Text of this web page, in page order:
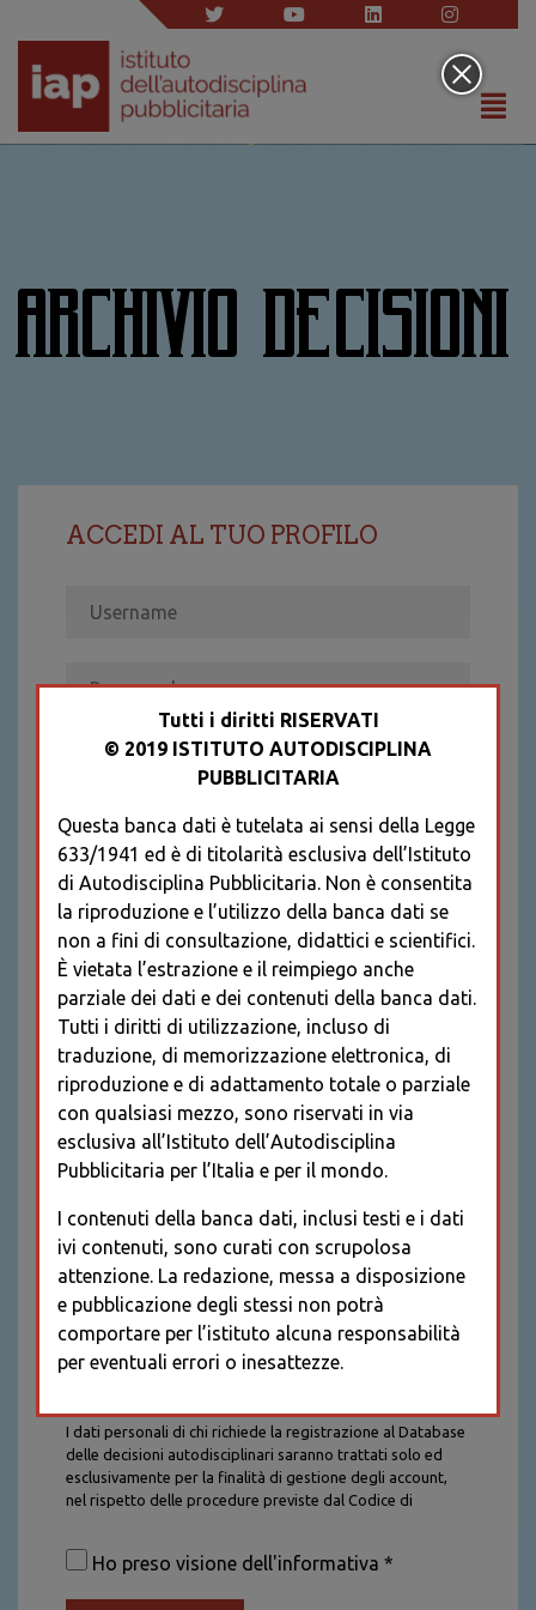
ARCHIVIO DECISIONI
ACCEDI AL TUO PROFILO
Recupera password
REGISTRATI
* I CAMPI CONTRASSEGNATI SONO
OBBLIGATORI
I dati personali di chi richiede la registrazione al Database
delle decisioni autodisciplinari saranno trattati solo ed
esclusivamente per la finalità di gestione degli account,
nel rispetto delle procedure previste dal Codice di
saranno trattati con tutte le cautele richieste dalla legge e
saranno conservati per la durata stabilita caso per caso
Ho preso visione dell'informativa *
Tutti i diritti RISERVATI
© 2019 ISTITUTO AUTODISCIPLINA
PUBBLICITARIA
Questa banca dati è tutelata ai sensi della Legge
633/1941 ed è di titolarità esclusiva dell’Istituto
di Autodisciplina Pubblicitaria. Non è consentita
la riproduzione e l’utilizzo della banca dati se
non a fini di consultazione, didattici e scientifici.
È vietata l’estrazione e il reimpiego anche
parziale dei dati e dei contenuti della banca dati.
Tutti i diritti di utilizzazione, incluso di
traduzione, di memorizzazione elettronica, di
riproduzione e di adattamento totale o parziale
con qualsiasi mezzo, sono riservati in via
esclusiva all’Istituto dell’Autodisciplina
Pubblicitaria per l’Italia e per il mondo.
I contenuti della banca dati, inclusi testi e i dati
ivi contenuti, sono curati con scrupolosa
attenzione. La redazione, messa a disposizione
e pubblicazione degli stessi non potrà
comportare per l’istituto alcuna responsabilità
per eventuali errori o inesattezze.